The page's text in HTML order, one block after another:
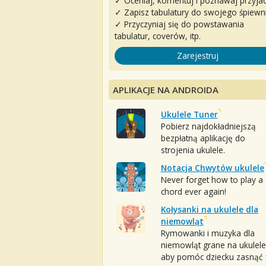
✓ Zapisz tabulatury do swojego
✓ Przyczyniaj się do powstawania
tabulatur, coverów, itp.
Zarejestruj
APLIKACJE NA ANDROIDA
Ukulele Tuner
Pobierz najdokładniejszą
bezpłatną aplikację do
strojenia ukulele.
Notacja Chwytów ukulele
Never forget how to play a
chord ever again!
Kołysanki na ukulele dla
niemowląt
Rymowanki i muzyka dla
niemowląt grane na
aby pomóc dziecku zasnąć